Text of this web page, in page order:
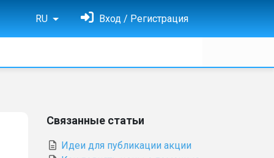
RU Вход / Регистрация
Связанные статьи
Идеи для публикации акции